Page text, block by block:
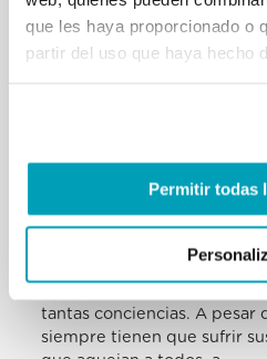
que les haya proporcionado o
partir del uso que haya hecho
Permitir todas
agradezco de corazón.
comprendan que los
tecnocráticos (sean
problemas de la
estar en el centro, unidos
compartir.
tantas conciencias. A pesar
siempre tienen que sufrir